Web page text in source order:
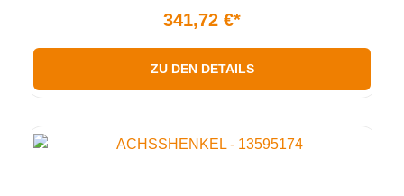
341,72 €*
ZU DEN DETAILS